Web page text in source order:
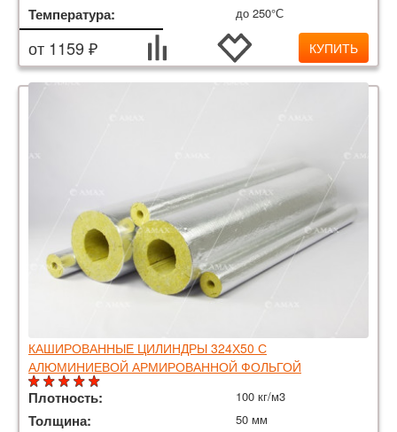
Температура:
до 250°С
от 1159 ₽ КУПИТЬ
КАШИРОВАННЫЕ ЦИЛИНДРЫ 324Х50 С
АЛЮМИНИЕВОЙ АРМИРОВАННОЙ ФОЛЬГОЙ
Плотность: 100 кг/м3
Толщина: 50 мм